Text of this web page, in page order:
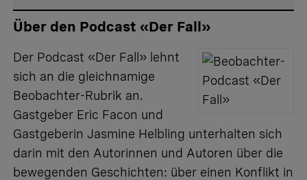
Über den Podcast «Der Fall»
Der Podcast «Der Fall» lehnt
sich an die gleichnamige
Beobachter-Rubrik an.
Gastgeber Eric Facon und
Gastgeberin Jasmine Helbling unterhalten sich
darin mit den Autorinnen und Autoren über die
bewegenden Geschichten: über einen Konflikt in